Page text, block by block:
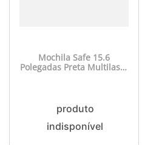
Mochila Safe 15.6
Polegadas Preta Multilaser